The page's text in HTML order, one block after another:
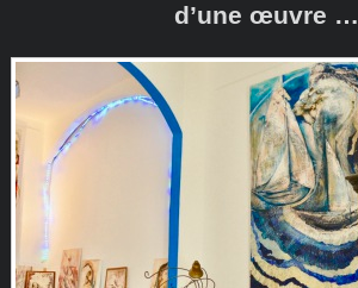
d’une œuvre …